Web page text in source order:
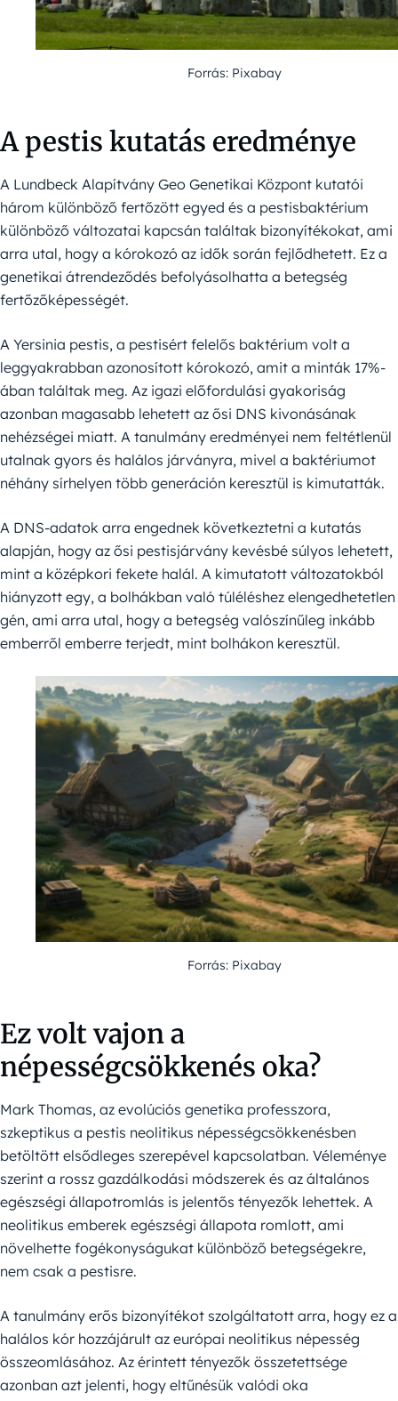
Forrás: Pixabay
A pestis kutatás eredménye
A Lundbeck Alapítvány Geo Genetikai Központ kutatói
három különböző fertőzött egyed és a pestisbaktérium
különböző változatai kapcsán találtak bizonyítékokat, ami
arra utal, hogy a kórokozó az idők során fejlődhetett. Ez a
genetikai átrendeződés befolyásolhatta a betegség
fertőzőképességét.
A Yersinia pestis, a pestisért felelős baktérium volt a
leggyakrabban azonosított kórokozó, amit a minták 17%-
ában találtak meg. Az igazi előfordulási gyakoriság
azonban magasabb lehetett az ősi DNS kivonásának
nehézségei miatt. A tanulmány eredményei nem feltétlenül
utalnak gyors és halálos járványra, mivel a baktériumot
néhány sírhelyen több generáción keresztül is kimutatták.
A DNS-adatok arra engednek következtetni a kutatás
alapján, hogy az ősi pestisjárvány kevésbé súlyos lehetett,
mint a középkori fekete halál. A kimutatott változatokból
hiányzott egy, a bolhákban való túléléshez elengedhetetlen
gén, ami arra utal, hogy a betegség valószínűleg inkább
emberről emberre terjedt, mint bolhákon keresztül.
Forrás: Pixabay
Ez volt vajon a
népességcsökkenés oka?
Mark Thomas, az evolúciós genetika professzora,
szkeptikus a pestis neolitikus népességcsökkenésben
betöltött elsődleges szerepével kapcsolatban. Véleménye
szerint a rossz gazdálkodási módszerek és az általános
egészségi állapotromlás is jelentős tényezők lehettek. A
neolitikus emberek egészségi állapota romlott, ami
növelhette fogékonyságukat különböző betegségekre,
nem csak a pestisre.
A tanulmány erős bizonyítékot szolgáltatott arra, hogy ez a
halálos kór hozzájárult az európai neolitikus népesség
összeomlásához. Az érintett tényezők összetettsége
azonban azt jelenti, hogy eltűnésük valódi oka